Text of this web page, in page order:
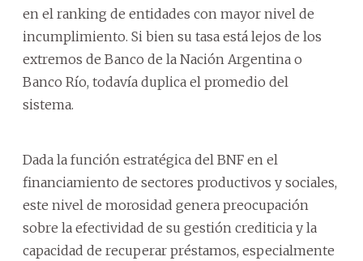
en el ranking de entidades con mayor nivel de
incumplimiento. Si bien su tasa está lejos de los
extremos de Banco de la Nación Argentina o
Banco Río, todavía duplica el promedio del
sistema.
Dada la función estratégica del BNF en el
financiamiento de sectores productivos y sociales,
este nivel de morosidad genera preocupación
sobre la efectividad de su gestión crediticia y la
capacidad de recuperar préstamos, especialmente